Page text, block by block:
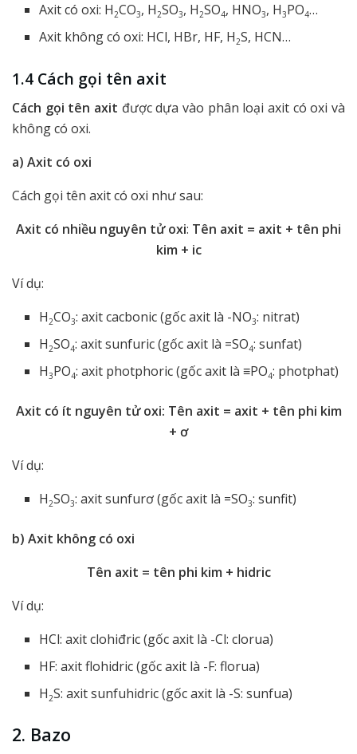
Axit có oxi: H2CO3, H2SO3, H2SO4, HNO3, H3PO4…
Axit không có oxi: HCl, HBr, HF, H2S, HCN…
1.4 Cách gọi tên axit
Cách gọi tên axit được dựa vào phân loại axit có oxi và
không có oxi.
a) Axit có oxi
Cách gọi tên axit có oxi như sau:
Axit có nhiều nguyên tử oxi: Tên axit = axit + tên phi
kim + ic
Ví dụ:
H2CO3: axit cacbonic (gốc axit là -NO3: nitrat)
H2SO4: axit sunfuric (gốc axit là =SO4: sunfat)
H3PO4: axit photphoric (gốc axit là ≡PO4: photphat)
Axit có ít nguyên tử oxi: Tên axit = axit + tên phi kim
+ ơ
Ví dụ:
H2SO3: axit sunfurơ (gốc axit là =SO3: sunfit)
b) Axit không có oxi
Tên axit = tên phi kim + hidric
Ví dụ:
HCl: axit clohiđric (gốc axit là -Cl: clorua)
HF: axit flohidric (gốc axit là -F: florua)
H2S: axit sunfuhidric (gốc axit là -S: sunfua)
2. Bazo